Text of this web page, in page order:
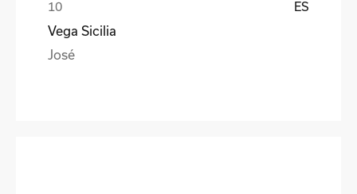
ES
Vega Sicilia
José